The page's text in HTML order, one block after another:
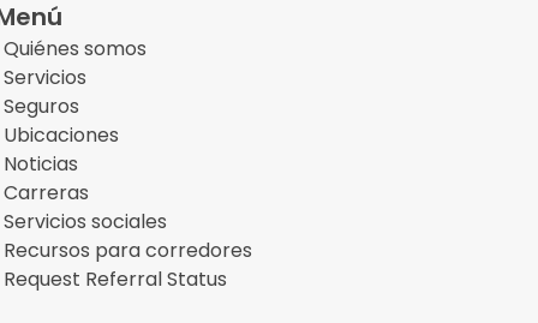
Quiénes somos
Servicios
Seguros
Ubicaciones
Noticias
Carreras
Servicios sociales
Recursos para corredores
Request Referral Status